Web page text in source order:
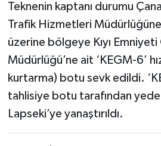
Teknenin kaptanı durumu
Trafik Hizmetleri
üzerine bölgeye Kıyı Emniyeti
Müdürlüğü’ne ait ‘KEGM-6’
kurtarma) botu sevk edildi.
tahlisiye botu tarafından
Lapseki’ye yanaştırıldı.